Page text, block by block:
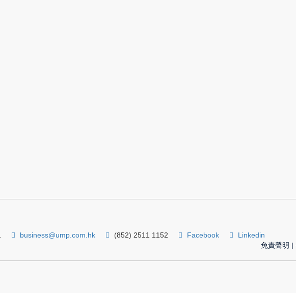
business@ump.com.hk (852) 2511 1152 Facebook
Linkedin
免責聲明 |